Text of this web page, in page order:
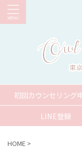
初回カウンセリング
LINE登録
HOME >